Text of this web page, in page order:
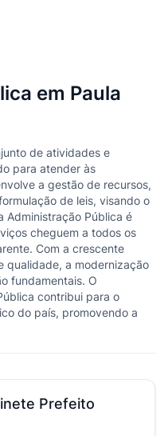
em Paula
de atividades e
para atender às
a gestão de recursos,
de leis, visando o
Administração Pública é
cheguem a todos os
Com a crescente
qualidade, a modernização
fundamentais. O
contribui para o
do país, promovendo a
Prefeito